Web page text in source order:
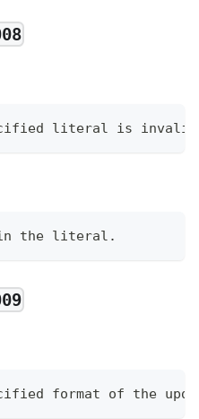
literal is
in the literal.
format of the